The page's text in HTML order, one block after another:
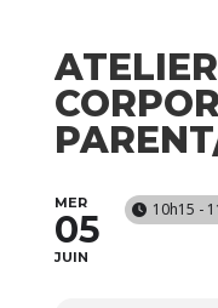
MER
05
JUIN
10h15 -